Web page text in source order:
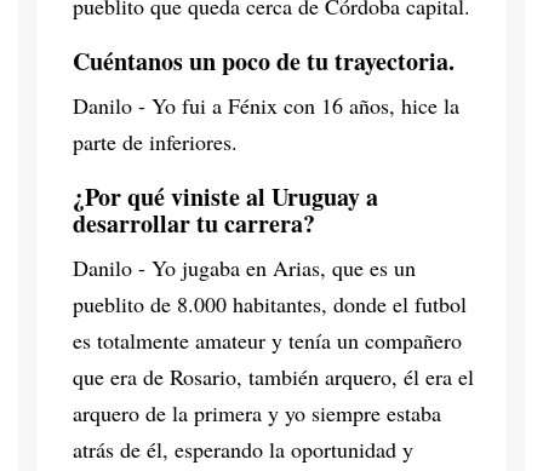
pueblito que queda cerca de Córdoba capital.
Cuéntanos un poco de tu trayectoria.
Danilo - Yo fui a Fénix con 16 años, hice la
parte de inferiores.
¿Por qué viniste al Uruguay a
desarrollar tu carrera?
Danilo - Yo jugaba en Arias, que es un
pueblito de 8.000 habitantes, donde el futbol
es totalmente amateur y tenía un compañero
que era de Rosario, también arquero, él era el
arquero de la primera y yo siempre estaba
atrás de él, esperando la oportunidad y